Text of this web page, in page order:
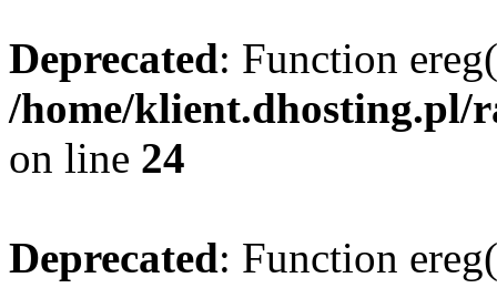
Deprecated: Function
/home/klient.dhosting.pl/
on line 24
Deprecated: Function